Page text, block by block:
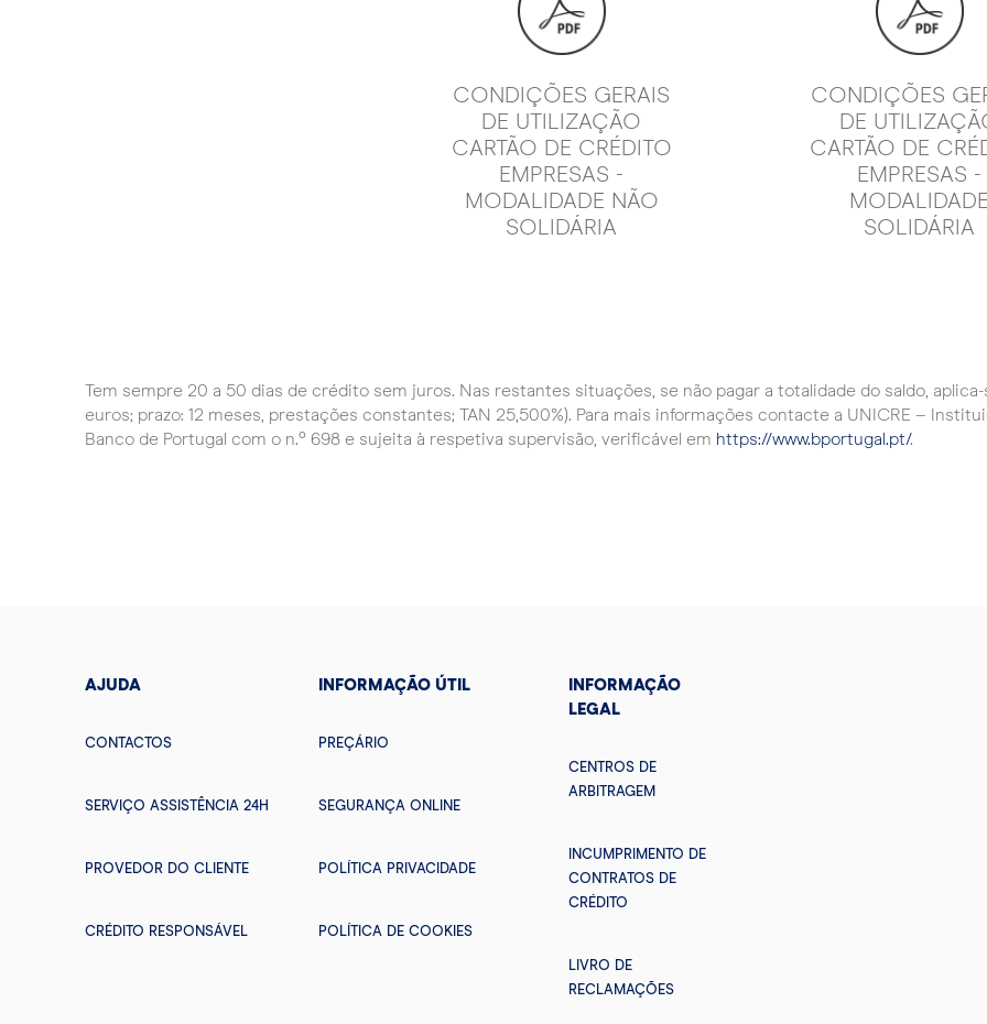
CONDIÇÕES GERAIS
DE UTILIZAÇÃO
CARTÃO DE CRÉDITO
EMPRESAS -
MODALIDADE NÃO
SOLIDÁRIA
CONDIÇÕES
DE
CARTÃO DE
EMPRESAS -
MODALIDADE
SOLIDÁRIA
Tem sempre 20 a 50 dias de crédito sem juros. Nas restantes situações, se não pagar a totalidade do saldo, aplica-
euros; prazo: 12 meses, prestações constantes; TAN 25,500%). Para mais informações contacte a UNICRE –
Banco de Portugal com o n.º 698 e sujeita à respetiva supervisão, verificável em https://www.bportugal.pt/.
AJUDA
CONTACTOS
SERVIÇO ASSISTÊNCIA 24H
PROVEDOR DO CLIENTE
CRÉDITO RESPONSÁVEL
INFORMAÇÃO ÚTIL
PREÇÁRIO
SEGURANÇA ONLINE
POLÍTICA PRIVACIDADE
POLÍTICA DE COOKIES
INFORMAÇÃO
LEGAL
CENTROS DE
ARBITRAGEM
INCUMPRIMENTO DE
CONTRATOS DE
CRÉDITO
LIVRO DE
RECLAMAÇÕES